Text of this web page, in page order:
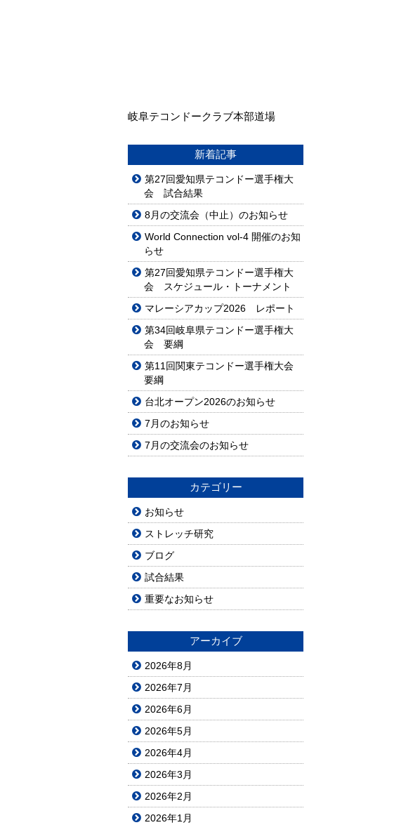
岐阜テコンドークラブ本部道場
新着記事
第27回愛知県テコンドー選手権大
会 試合結果
8月の交流会（中止）のお知らせ
World Connection vol-4 開催のお知
らせ
第27回愛知県テコンドー選手権大
会 スケジュール・トーナメント
マレーシアカップ2026 レポート
第34回岐阜県テコンドー選手権大
会 要綱
第11回関東テコンドー選手権大会
要綱
台北オープン2026のお知らせ
7月のお知らせ
7月の交流会のお知らせ
カテゴリー
お知らせ
ストレッチ研究
ブログ
試合結果
重要なお知らせ
アーカイブ
2026年8月
2026年7月
2026年6月
2026年5月
2026年4月
2026年3月
2026年2月
2026年1月